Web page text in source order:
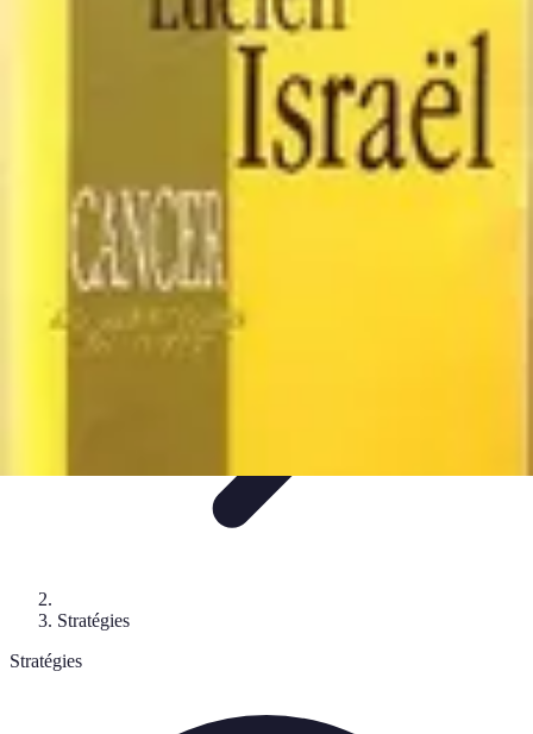
Promotions Black Friday
Conseils et
Comparaison
Stratégies
Stratégies